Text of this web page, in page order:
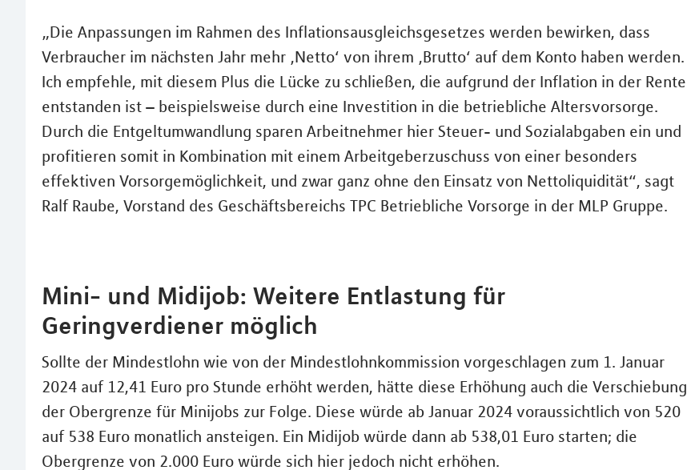
„Die Anpassungen im Rahmen des Inflationsausgleichsgesetzes werden bewirken, dass
Verbraucher im nächsten Jahr mehr ‚Netto‘ von ihrem ‚Brutto‘ auf dem Konto haben werden.
Ich empfehle, mit diesem Plus die Lücke zu schließen, die aufgrund der Inflation in der Rente
entstanden ist – beispielsweise durch eine Investition in die betriebliche Altersvorsorge.
Durch die Entgeltumwandlung sparen Arbeitnehmer hier Steuer- und Sozialabgaben ein und
profitieren somit in Kombination mit einem Arbeitgeberzuschuss von einer besonders
effektiven Vorsorgemöglichkeit, und zwar ganz ohne den Einsatz von Nettoliquidität“, sagt
Ralf Raube, Vorstand des Geschäftsbereichs TPC Betriebliche Vorsorge in der MLP Gruppe.
Mini- und Midijob: Weitere Entlastung für
Geringverdiener möglich
Sollte der Mindestlohn wie von der Mindestlohnkommission vorgeschlagen zum 1. Januar
2024 auf 12,41 Euro pro Stunde erhöht werden, hätte diese Erhöhung auch die Verschiebung
der Obergrenze für Minijobs zur Folge. Diese würde ab Januar 2024 voraussichtlich von 520
auf 538 Euro monatlich ansteigen. Ein Midijob würde dann ab 538,01 Euro starten; die
Obergrenze von 2.000 Euro würde sich hier jedoch nicht erhöhen.